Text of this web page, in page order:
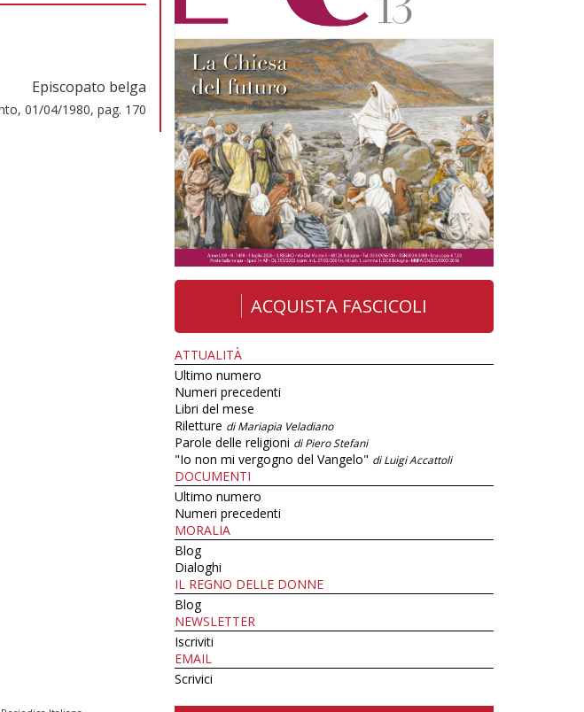
Episcopato belga
01/04/1980, pag. 170
ACQUISTA FASCICOLI
ATTUALITÀ
Ultimo numero
Numeri precedenti
Libri del mese
Riletture di Mariapia Veladiano
Parole delle religioni di Piero Stefani
"Io non mi vergogno del Vangelo" di Luigi Accattoli
DOCUMENTI
Ultimo numero
Numeri precedenti
MORALIA
Blog
Dialoghi
IL REGNO DELLE DONNE
Blog
NEWSLETTER
Iscriviti
EMAIL
Scrivici